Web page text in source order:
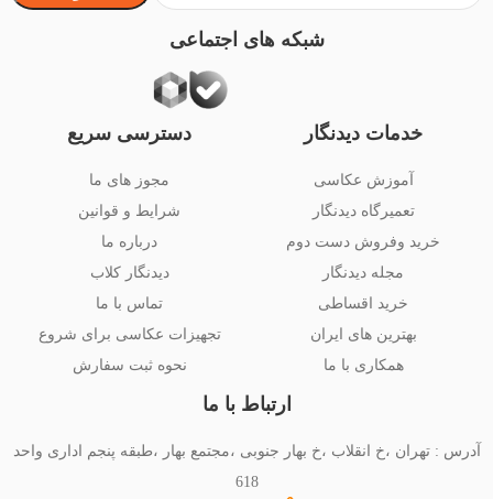
خدمات دیدنگار
آموزش عکاسی
تعمیرگاه دیدنگار
خرید وفروش دست دوم
مجله دیدنگار
خرید اقساطی
بهترین های ایران
همکاری با ما
دسترسی سریع
مجوز های ما
شرایط و قوانین
درباره ما
دیدنگار کلاب
تماس با ما
تجهیزات عکاسی برای شروع
نحوه ثبت سفارش
ارتباط با ما
آدرس : تهران ،خ انقلاب ،خ بهار جنوبی ،مجتمع بهار ،طبقه پنجم اداری واحد
618
شبکه های اجتماعی